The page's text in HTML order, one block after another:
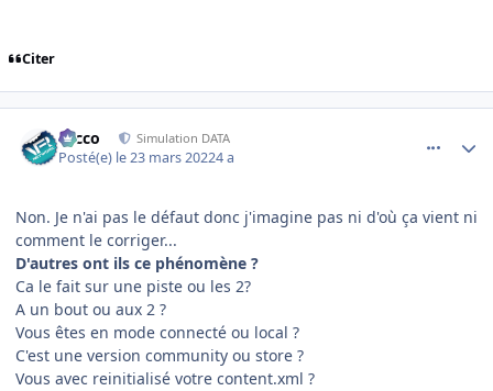
Citer
Nicco Simulation DATA
Posté(e) le 23 mars 20224 a
Non. Je n'ai pas le défaut donc j'imagine pas ni d'où ça vient ni
comment le corriger...
D'autres ont ils ce phénomène ?
Ca le fait sur une piste ou les 2?
A un bout ou aux 2 ?
Vous êtes en mode connecté ou local ?
C'est une version community ou store ?
Vous avec reinitialisé votre content.xml ?